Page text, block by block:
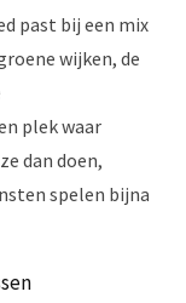
past bij een mix
wijken, de
plek waar
dan doen,
spelen bijna